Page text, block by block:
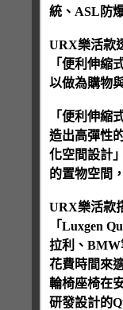
統、ASL防
URX樂活款
「便利伸縮
以做為購物
「便利伸縮
造出高彈性
化空間設計
的置物空間
URX樂活款
「Luxgen
拉利、BMW
花費時間來
輪椅座椅在
研發設計的